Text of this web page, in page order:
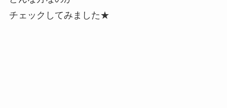
チェックしてみました★